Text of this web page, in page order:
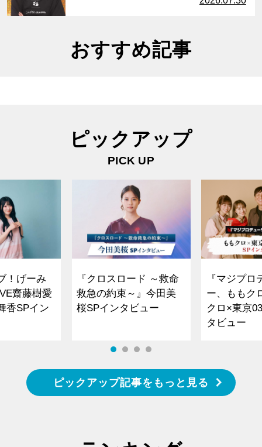
おすすめ記事
ピックアップ
PICK UP
！げーみ
齋藤樹愛
香SPイン
『クロスロード ～救命
救急の約束～』今田美
桜SPインタビュー
『マジプロ
ー、ももク
クロ×東京
タビュー
ピックアップ記事をもっと見る